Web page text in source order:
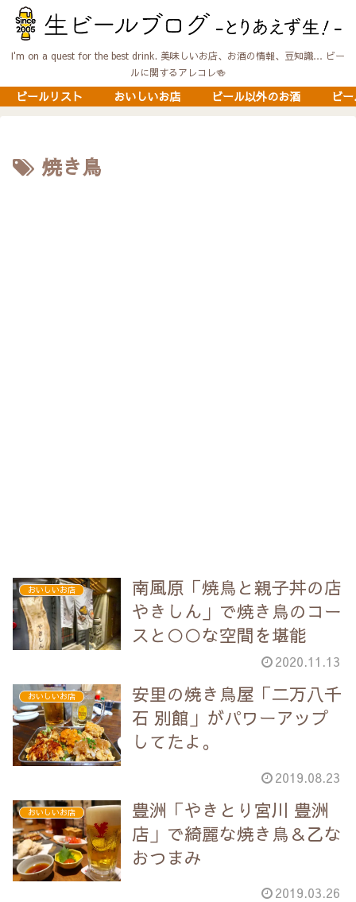
I'm on a quest for the best drink. 美味しいお店、お酒の情報、豆知識… ビー
ルに関するアレコレ🍻
ビールリスト おいしいお店 ビール以外のお酒 ビ
焼き鳥
おいしいお店
南風原「焼鳥と親子丼の店
やきしん」で焼き鳥のコー
スと○○な空間を堪能
2020.11.13
おいしいお店
安里の焼き鳥屋「二万八千
石 別館」がパワーアップ
してたよ。
2019.08.23
おいしいお店
豊洲「やきとり宮川 豊洲
店」で綺麗な焼き鳥＆乙な
おつまみ
2019.03.26